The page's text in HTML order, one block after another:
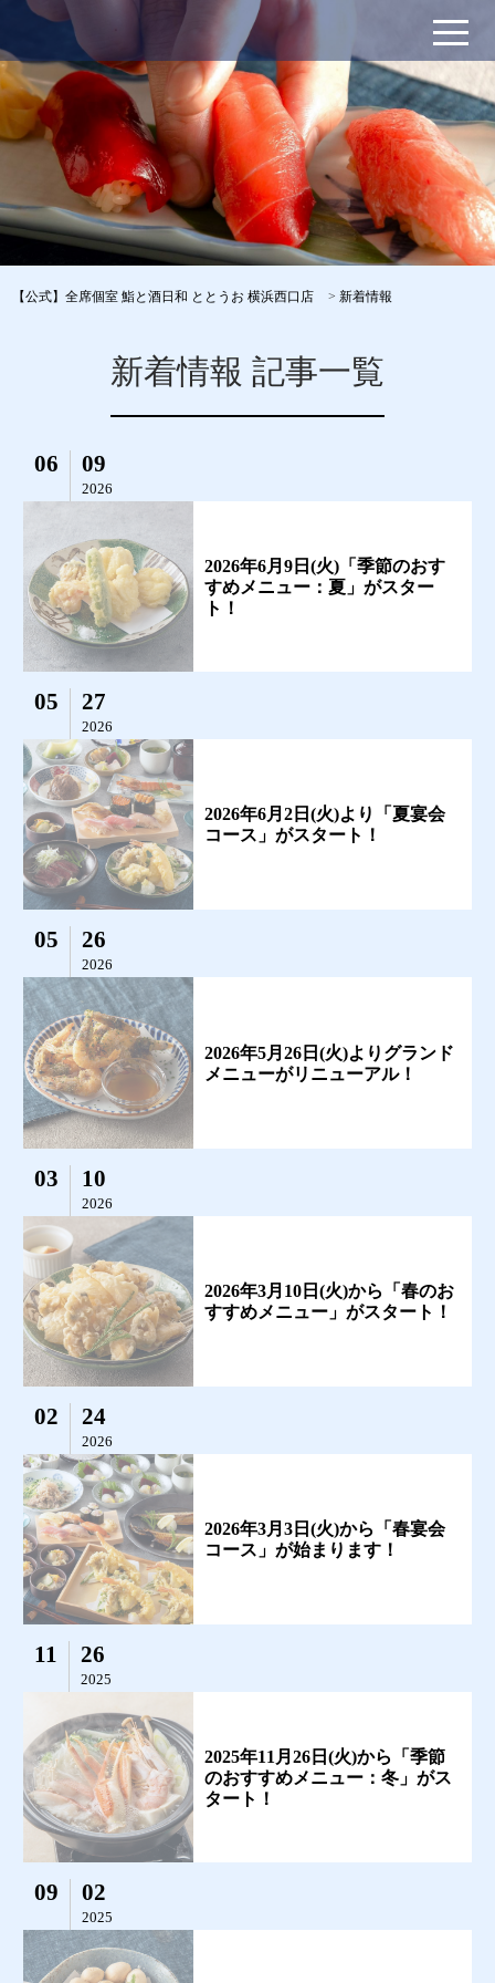
【公式】全席個室 鮨と酒日和 ととうお 横浜西口店 >新着情報
新着情報 記事一覧
06 09
2026
2026年6月9日(火)「季節のおす
すめメニュー：夏」がスター
ト！
05 27
2026
2026年6月2日(火)より「夏宴会
コース」がスタート！
05 26
2026
2026年5月26日(火)よりグランド
メニューがリニューアル！
03 10
2026
2026年3月10日(火)から「春のお
すすめメニュー」がスタート！
02 24
2026
2026年3月3日(火)から「春宴会
コース」が始まります！
11 26
2025
2025年11月26日(火)から「季節
のおすすめメニュー：冬」がス
タート！
09 02
2025